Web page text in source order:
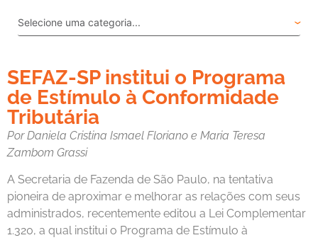
SEFAZ-SP institui o Programa
de Estímulo à Conformidade
Tributária
Por Daniela Cristina Ismael Floriano e Maria Teresa
Zambom Grassi
A Secretaria de Fazenda de São Paulo, na tentativa
pioneira de aproximar e melhorar as relações com seus
administrados, recentemente editou a Lei Complementar
1.320, a qual institui o Programa de Estímulo à